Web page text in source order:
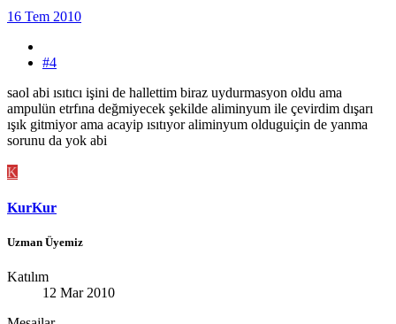
16 Tem 2010
#4
saol abi ısıtıcı işini de hallettim biraz uydurmasyon oldu ama
ampulün etrfına değmiyecek şekilde aliminyum ile çevirdim dışarı
ışık gitmiyor ama acayip ısıtıyor aliminyum olduguiçin de yanma
sorunu da yok abi
K
KurKur
Uzman Üyemiz
Katılım
12 Mar 2010